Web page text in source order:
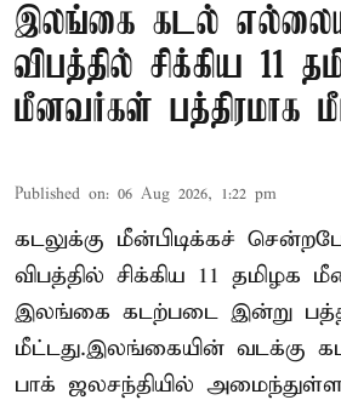
இலங்கை கடல்
விபத்தில் சிக்கிய 11
மீனவர்கள் பத்திரமாக
Published on: 06 Aug 2026, 1:22 pm
கடலுக்கு மீன்பிடிக்கச்
விபத்தில் சிக்கிய 11 தமிழக
இலங்கை கடற்படை இன்று
மீட்டது.இலங்கையின் வடக்கு
பாக் ஜலசந்தியில் அமைந்துள்ள